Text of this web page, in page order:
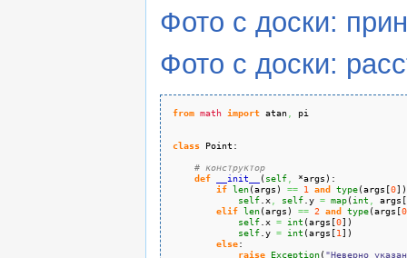
Фото с доски:
Фото с доски:
from math import atan, pi
class Point:
# конструктор
def
__init__ (self, *args ) :
if len(args ) == 1 and type(args [0] )
self. x, self. y = map(int args [
elif len(args ) == 2 and type(args [0
self. x = int (args [0] )
self. y = int (args [1 ] )
else:
raise
Exception("Неверно